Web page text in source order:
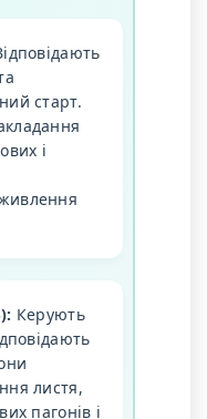
старт.
і
Керують
листя,
пагонів і